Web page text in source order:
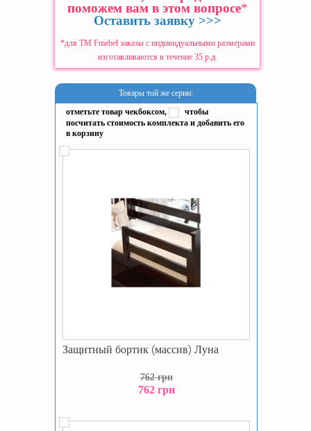
поможем вам в этом вопросе*
Оставить заявку >>>
*для ТМ Fmebel заказы с индивидуальными размерами
изготавливаются в течение 35 р.д.
Товары той же серии:
отметьте товар чекбоксом,
чтобы
посчитать стоимость комплекта и добавить его
в корзину
Защитный бортик (массив) Луна
762 грн
762 грн